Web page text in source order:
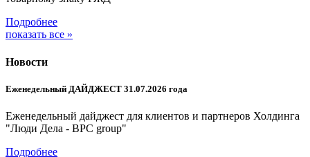
Подробнее
показать все »
Новости
Еженедельный ДАЙДЖЕСТ 31.07.2026 года
Еженедельный дайджест для клиентов и партнеров Холдинга
"Люди Дела - BPC group"
Подробнее